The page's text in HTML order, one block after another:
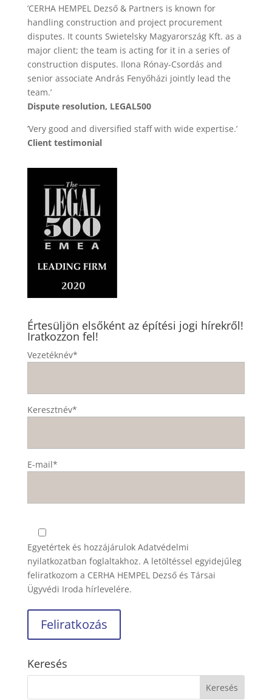
’CERHA HEMPEL Dezső & Partners is known for
handling construction and project procurement
disputes. It counts Swietelsky Magyarország Kft. as a
major client; the team is acting for it in a series of
construction disputes. Ilona Rónay-Csordás and
senior associate András Fenyőházi jointly lead the
team.’
Dispute resolution, LEGAL500
’Very good and diversified staff with wide expertise.’
Client testimonial
Értesüljön elsőként az építési jogi hírekről!
Iratkozzon fel!
Vezetéknév*
Keresztnév*
E-mail*
Egyetértek és hozzájárulok Adatvédelmi
nyilatkozatban foglaltakhoz. A letöltéssel egyidejűleg
feliratkozom a CERHA HEMPEL Dezső és Társai
Ügyvédi Iroda hírlevelére.
Keresés